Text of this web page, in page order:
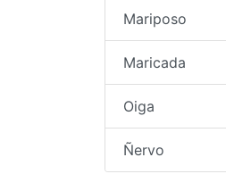
Mariposo
Maricada
Oiga
Ñervo